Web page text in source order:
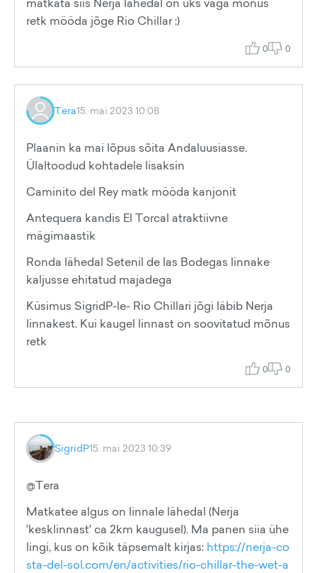
retk mööda jõge Rio Chillar :)
0 0
Tera15. mai 2023 10:08
Plaanin ka mai lõpus sõita Andaluusiasse.
Ülaltoodud kohtadele lisaksin
Caminito del Rey matk mööda kanjonit
Antequera kandis El Torcal atraktiivne
mägimaastik
Ronda lähedal Setenil de las Bodegas linnake
kaljusse ehitatud majadega
Küsimus SigridP-le- Rio Chillari jõgi läbib Nerja
linnakest. Kui kaugel linnast on soovitatud mõnus
retk
0 0
SigridP15. mai 2023 10:39
@Tera
Matkatee algus on linnale lähedal (Nerja
'kesklinnast' ca 2km kaugusel). Ma panen siia ühe
lingi, kus on kõik täpsemalt kirjas: https://nerja-co
sta-del-sol.com/en/activities/rio-chillar-the-wet-a